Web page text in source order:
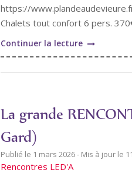
https://
Chalets tout confort 6 pers.
"Rencontre
LED’A
–
juin
au
juin
Continuer la lecture
La grande
Gard)
1 mars 2026
Rencontres LED'A